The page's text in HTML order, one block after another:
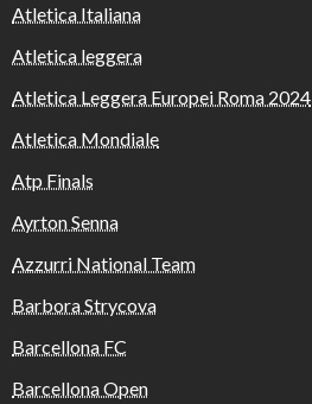
Atletica Italiana
Atletica leggera
Atletica Leggera Europei Roma 2024
Atletica Mondiale
Atp Finals
Ayrton Senna
Azzurri National Team
Barbora Strycova
Barcellona FC
Barcellona Open